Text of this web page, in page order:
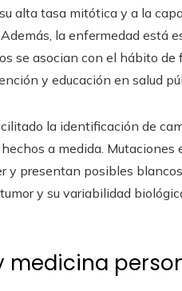
alta tasa mitótica y a la
la enfermedad está
se asocian con el hábito de
y educación en salud
la identificación de
a medida. Mutaciones
y presentan posibles
y su variabilidad